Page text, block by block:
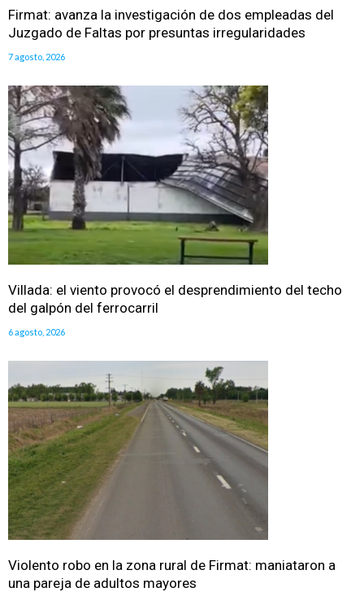
Firmat: avanza la investigación de dos empleadas del
Juzgado de Faltas por presuntas irregularidades
7 agosto, 2026
Villada: el viento provocó el desprendimiento del techo
del galpón del ferrocarril
6 agosto, 2026
Violento robo en la zona rural de Firmat: maniataron a
una pareja de adultos mayores